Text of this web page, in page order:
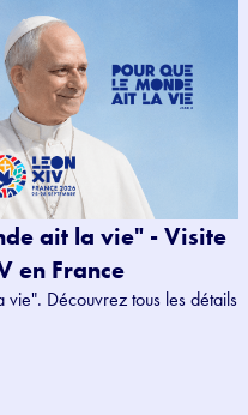
ait la vie" - Visite
en France
vie". Découvrez tous les détails